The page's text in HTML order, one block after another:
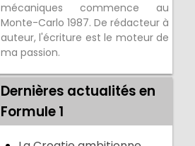
mécaniques commence au
Monte-Carlo 1987. De rédacteur à
auteur, l'écriture est le moteur de
ma passion.
Dernières actualités en
Formule 1